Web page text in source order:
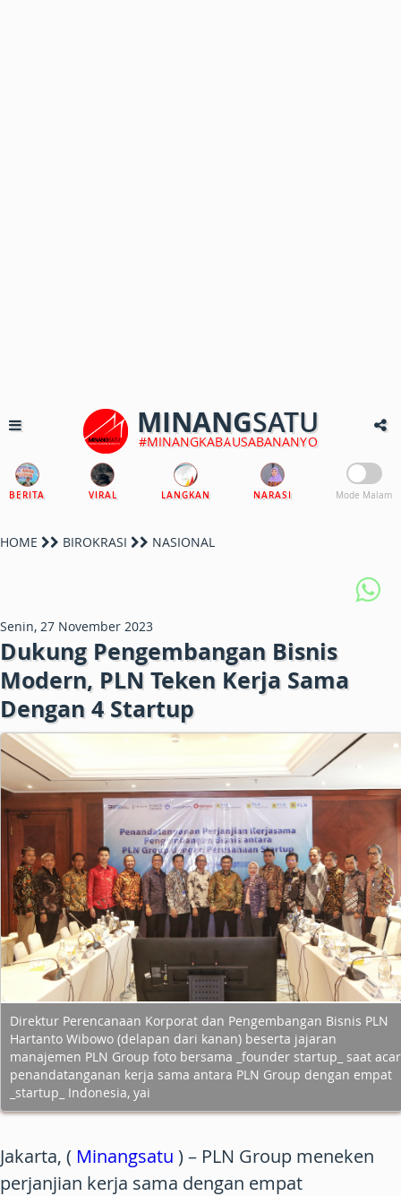
MINANGSATU
#MINANGKABAUSABANANYO
BERITA VIRAL LANGKAN NARASI Mode Malam
HOME BIROKRASI NASIONAL
Senin, 27 November 2023
Dukung Pengembangan Bisnis
Modern, PLN Teken Kerja Sama
Dengan 4 Startup
Direktur Perencanaan Korporat dan Pengembangan Bisnis PLN
Hartanto Wibowo (delapan dari kanan) beserta jajaran
manajemen PLN Group foto bersama _founder startup_ saat
penandatanganan kerja sama antara PLN Group dengan empat
_startup_ Indonesia, yai
Jakarta, ( Minangsatu ) – PLN Group meneken
perjanjian kerja sama dengan empat